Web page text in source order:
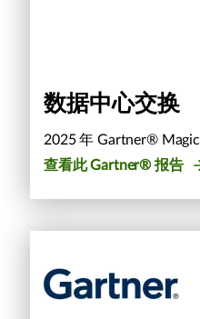
数据中心交换
2025 年 Gartner®
查看此 Gartner® 报告